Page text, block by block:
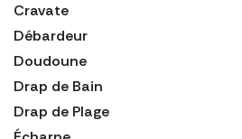
Cravate
Débardeur
Doudoune
Drap de Bain
Drap de Plage